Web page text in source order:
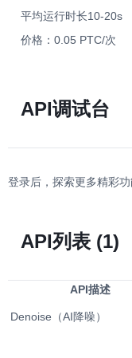
平均运行时长10-20s
价格：0.05 PTC/次
API调试台
登录后，探索更多精彩功
API列表 (1)
API描述
Denoise（AI降噪）